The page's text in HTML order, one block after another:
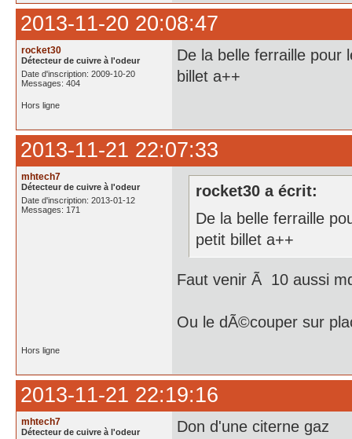
2013-11-20 20:08:47
rocket30
Détecteur de cuivre à l'odeur
Date d'inscription: 2009-10-20
Messages: 404
De la belle ferraille pour
billet a++
Hors ligne
2013-11-21 22:07:33
mhtech7
Détecteur de cuivre à l'odeur
Date d'inscription: 2013-01-12
Messages: 171
rocket30 a écrit:
De la belle ferraille
petit billet a++
Faut venir Ã 10 aussi
Ou le dÃ©couper sur
Hors ligne
2013-11-21 22:19:16
mhtech7
Détecteur de cuivre à l'odeur
Don d'une citerne gaz